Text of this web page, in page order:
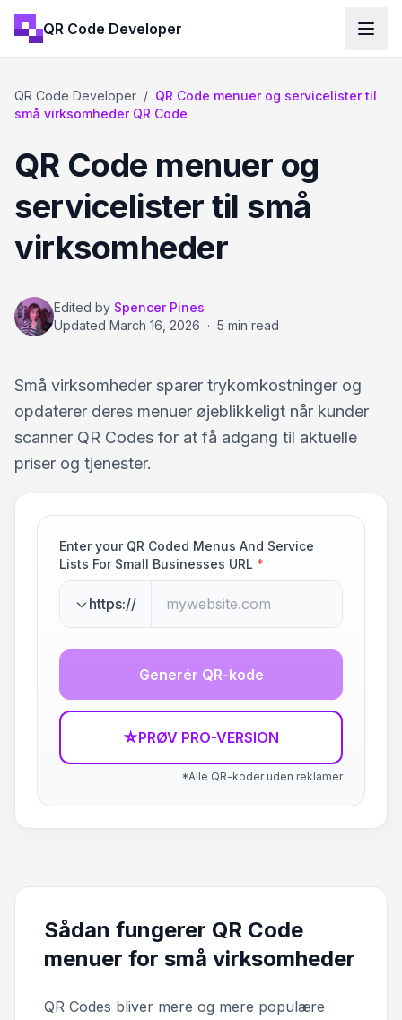
QR Code Developer
QR Code Developer / QR Code menuer og servicelister til
små virksomheder QR Code
QR Code menuer og
servicelister til små
virksomheder
Edited by Spencer Pines
Updated March 16, 2026 · 5 min read
Små virksomheder sparer trykomkostninger og
opdaterer deres menuer øjeblikkeligt når kunder
scanner QR Codes for at få adgang til aktuelle
priser og tjenester.
Enter your QR Coded Menus And Service
Lists For Small Businesses URL *
https://
Generér QR-kode
☆PRØV PRO-VERSION
*Alle QR-koder uden reklamer
Sådan fungerer QR Code
menuer for små virksomheder
QR Codes bliver mere og mere populære